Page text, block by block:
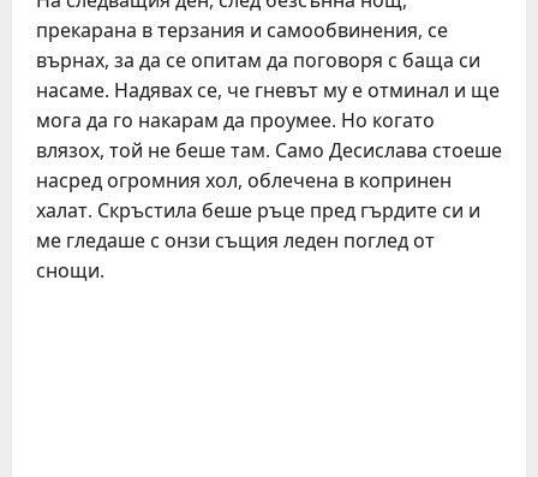
прекарана в терзания и самообвинения, се
върнах, за да се опитам да поговоря с баща си
насаме. Надявах се, че гневът му е отминал и ще
мога да го накарам да проумее. Но когато
влязох, той не беше там. Само Десислава стоеше
насред огромния хол, облечена в копринен
халат. Скръстила беше ръце пред гърдите си и
ме гледаше с онзи същия леден поглед от
снощи.